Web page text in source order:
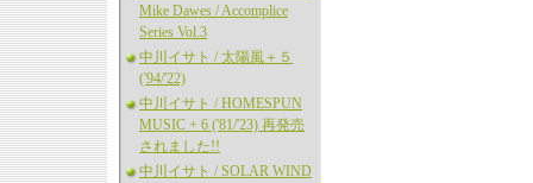
Mike Dawes / Accomplice
Series Vol.3
中川イサト / 太陽風＋５
('94/'22)
中川イサト / HOMESPUN
MUSIC + 6 ('81/'23) 再発売
されました!!
中川イサト / SOLAR WIND